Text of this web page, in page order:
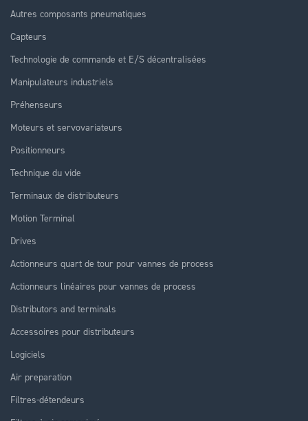
Autres composants pneumatiques
Capteurs
Technologie de commande et E/S décentralisées
Manipulateurs industriels
Préhenseurs
Moteurs et servovariateurs
Positionneurs
Technique du vide
Terminaux de distributeurs
Motion Terminal
Drives
Actionneurs quart de tour pour vannes de process
Actionneurs linéaires pour vannes de process
Distributors and terminals
Accessoires pour distributeurs
Logiciels
Air preparation
Filtres-détendeurs